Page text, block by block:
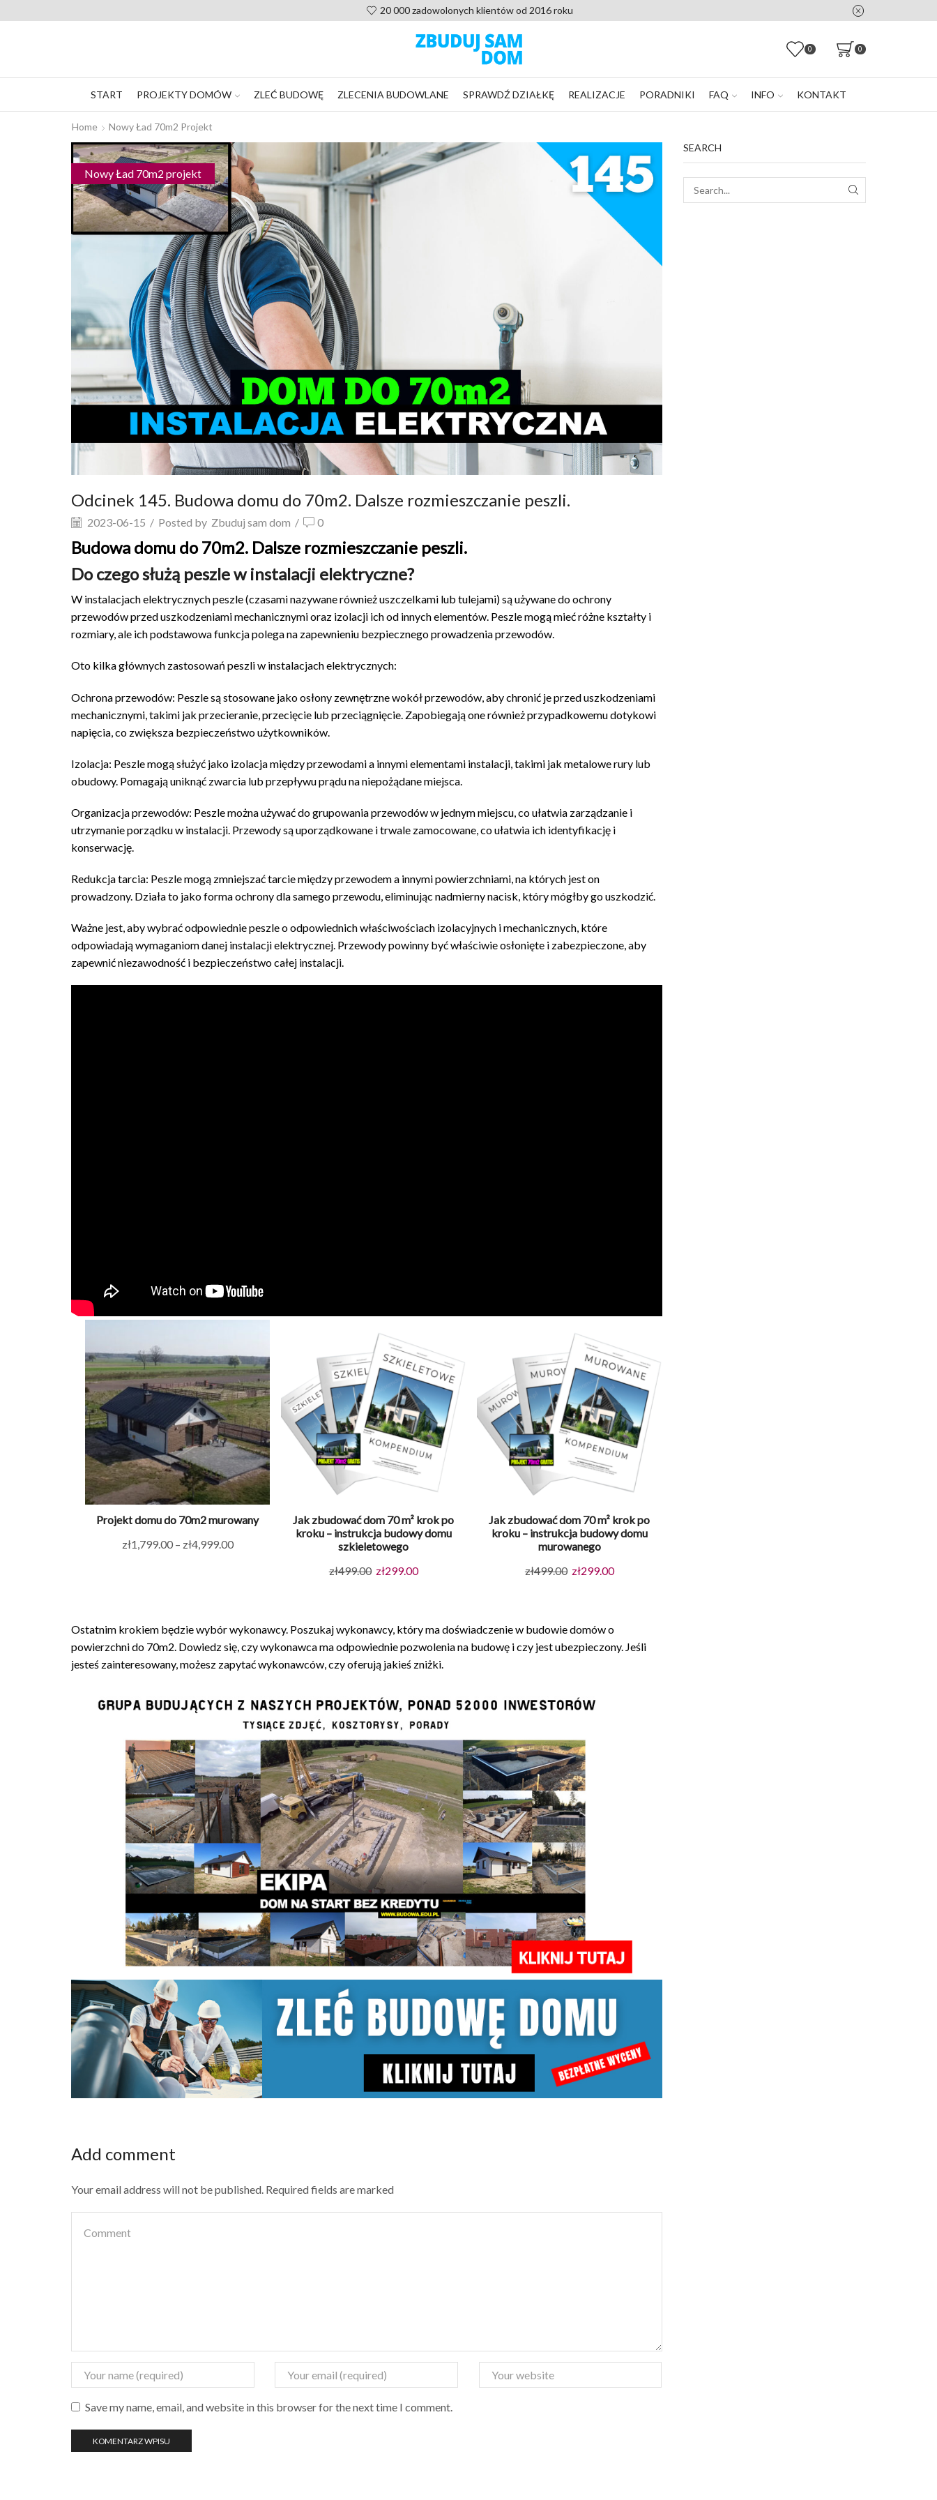
20 000 zadowolonych klientów od 2016 roku
0 0
START PROJEKTY DOMÓW ZLEĆ BUDOWĘ ZLECENIA BUDOWLANE SPRAWDŹ DZIAŁKĘ REALIZACJE PORADNIKI FAQ INFO KONTAKT
Home Nowy Ład 70m2 Projekt
Nowy Ład 70m2 projekt
Odcinek 145. Budowa domu do 70m2. Dalsze rozmieszczanie peszli.
2023-06-15 / Posted by Zbuduj sam dom / 0
Budowa domu do 70m2. Dalsze rozmieszczanie peszli.
Do czego służą peszle w instalacji elektryczne?
W instalacjach elektrycznych peszle (czasami nazywane również uszczelkami lub tulejami) są używane do ochrony
przewodów przed uszkodzeniami mechanicznymi oraz izolacji ich od innych elementów. Peszle mogą mieć różne kształty i
rozmiary, ale ich podstawowa funkcja polega na zapewnieniu bezpiecznego prowadzenia przewodów.
Oto kilka głównych zastosowań peszli w instalacjach elektrycznych:
Ochrona przewodów: Peszle są stosowane jako osłony zewnętrzne wokół przewodów, aby chronić je przed uszkodzeniami
mechanicznymi, takimi jak przecieranie, przecięcie lub przeciągnięcie. Zapobiegają one również przypadkowemu dotykowi
napięcia, co zwiększa bezpieczeństwo użytkowników.
Izolacja: Peszle mogą służyć jako izolacja między przewodami a innymi elementami instalacji, takimi jak metalowe rury lub
obudowy. Pomagają uniknąć zwarcia lub przepływu prądu na niepożądane miejsca.
Organizacja przewodów: Peszle można używać do grupowania przewodów w jednym miejscu, co ułatwia zarządzanie i
utrzymanie porządku w instalacji. Przewody są uporządkowane i trwale zamocowane, co ułatwia ich identyfikację i
konserwację.
Redukcja tarcia: Peszle mogą zmniejszać tarcie między przewodem a innymi powierzchniami, na których jest on
prowadzony. Działa to jako forma ochrony dla samego przewodu, eliminując nadmierny nacisk, który mógłby go uszkodzić.
Ważne jest, aby wybrać odpowiednie peszle o odpowiednich właściwościach izolacyjnych i mechanicznych, które
odpowiadają wymaganiom danej instalacji elektrycznej. Przewody powinny być właściwie osłonięte i zabezpieczone, aby
zapewnić niezawodność i bezpieczeństwo całej instalacji.
Projekt domu do 70m2 murowany
zł1,799.00 – zł4,999.00Zakres
zł4,999.00
Jak zbudować dom 70 m² krok po
kroku – instrukcja budowy domu
szkieletowego
zł499.00 Pierwotna
zł499.00.
zł299.00Aktualna
zł299.00.
Jak zbudować dom 70 m² krok po
kroku – instrukcja budowy domu
murowanego
zł499.00 Pierwotna
zł499.00.
zł299.00Aktualna
zł299.00.
Ostatnim krokiem będzie wybór wykonawcy. Poszukaj wykonawcy, który ma doświadczenie w budowie domów o
powierzchni do 70m2. Dowiedz się, czy wykonawca ma odpowiednie pozwolenia na budowę i czy jest ubezpieczony. Jeśli
jesteś zainteresowany, możesz zapytać wykonawców, czy oferują jakieś zniżki.
Add comment
Your email address will not be published. Required fields are marked
Save my name, email, and website in this browser for the next time I comment.
SEARCH
SEARCH